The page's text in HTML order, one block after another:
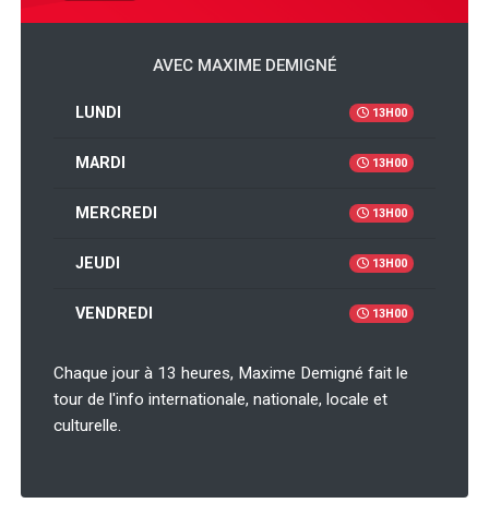
AVEC MAXIME DEMIGNÉ
LUNDI 13H00
MARDI 13H00
MERCREDI 13H00
JEUDI 13H00
VENDREDI 13H00
Chaque jour à 13 heures, Maxime Demigné fait le
tour de l'info internationale, nationale, locale et
culturelle.